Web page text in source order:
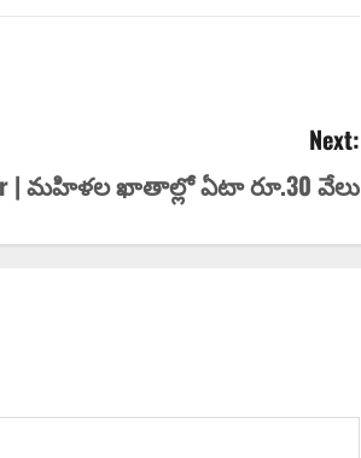
Next:
| మ‌హిళ‌ల ఖాతాల్లో ఏటా రూ.30 వేలు